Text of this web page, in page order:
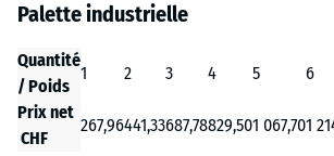
Palette industrielle
Quantité
/ Poids
1 2 3 4 5 6
Prix net
CHF
267,96441,33687,78829,501 067,701